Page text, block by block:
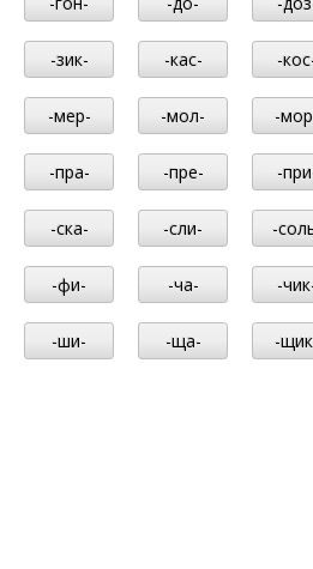
-зик- -кас- -
-мер- -мол- -
-пра- -пре- -
-ска- -сли- -
-фи- -ча- -
-ши- -ща- -